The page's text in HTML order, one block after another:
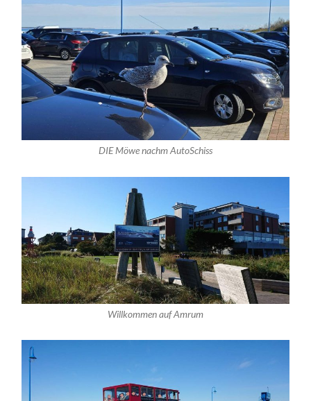
DIE Möwe nachm AutoSchiss
Willkommen auf Amrum